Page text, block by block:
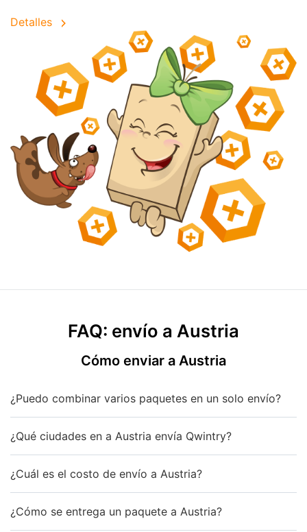
Detalles
FAQ: envío a Austria
Cómo enviar a Austria
¿Puedo combinar varios paquetes en un solo envío?
¿Qué ciudades en a Austria envía Qwintry?
¿Cuál es el costo de envío a Austria?
¿Cómo se entrega un paquete a Austria?